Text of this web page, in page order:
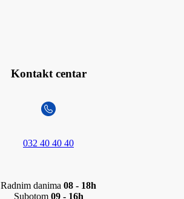
Kontakt centar
032 40 40 40
Radnim danima 08 - 18h
Subotom 09 - 16h